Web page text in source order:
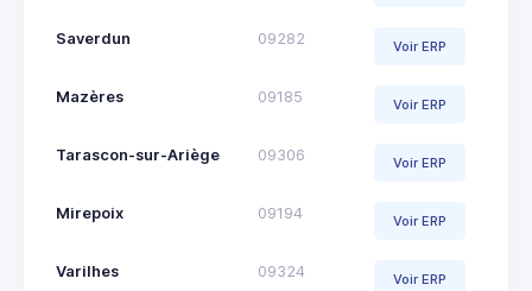
Saverdun 09282 Voir ERP
Mazères 09185 Voir ERP
Tarascon-sur-Ariège 09306 Voir ERP
Mirepoix 09194 Voir ERP
Varilhes 09324 Voir ERP